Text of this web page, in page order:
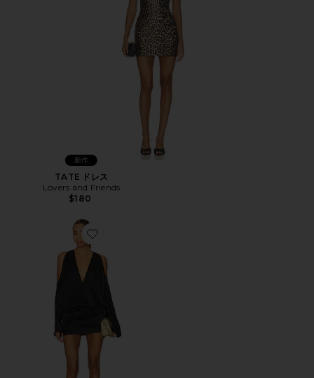
新作
TATE ドレス
Lovers and Friends
$180
Favorite THE SAROJA ドレス